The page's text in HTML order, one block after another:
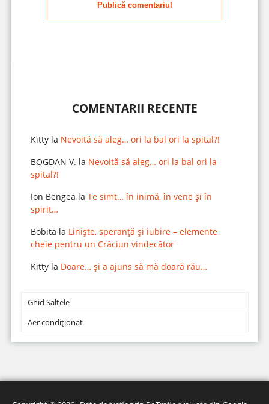
Publică comentariul
COMENTARII RECENTE
Kittyla Nevoită să aleg… ori la bal ori la spital?!
BOGDAN V. la Nevoită să aleg… ori la bal ori la
spital?!
Ion Bengea la Te simt… în inimă, în vene și în
spirit…
Bobita la Liniște, speranță și iubire – elemente
cheie pentru un Crăciun vindecător
Kittyla Doare… și a ajuns să mă doară rău…
Ghid Saltele
Aer condiționat